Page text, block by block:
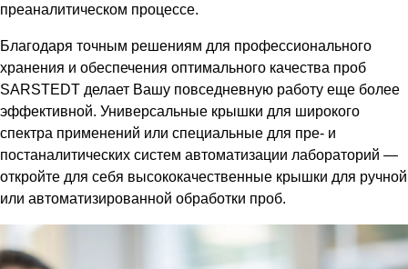
преаналитическом процессе.
Благодаря точным решениям для профессионального
хранения и обеспечения оптимального качества проб
SARSTEDT делает Вашу повседневную работу еще более
эффективной. Универсальные крышки для широкого
спектра применений или специальные для пре- и
постаналитических систем автоматизации лабораторий —
откройте для себя высококачественные крышки для ручной
или автоматизированной обработки проб.